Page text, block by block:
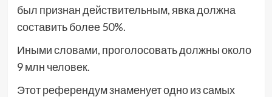
был признан действительным, явка должна
составить более 50%.
Иными словами, проголосовать должны около
9 млн человек.
Этот референдум знаменует одно из самых